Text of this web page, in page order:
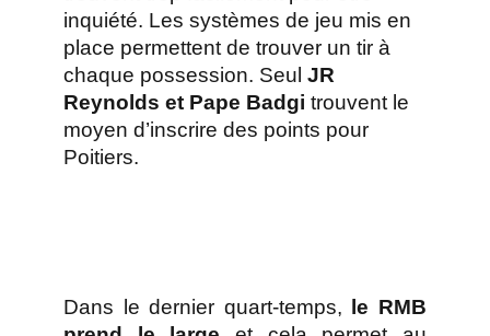
inquiété. Les systèmes de jeu mis en
place permettent de trouver un tir à
chaque possession. Seul JR
Reynolds et Pape Badgi trouvent le
moyen d’inscrire des points pour
Poitiers.
Dans le dernier quart-temps,
le RMB